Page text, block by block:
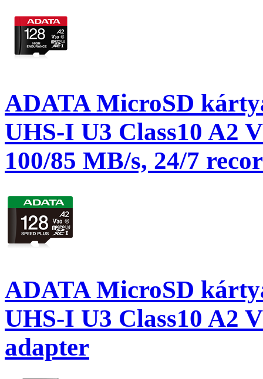
ADATA MicroSD
UHS-I U3 Class10 A2
100/85 MB/s, 24/7
ADATA MicroSD
UHS-I U3 Class10 A2
adapter